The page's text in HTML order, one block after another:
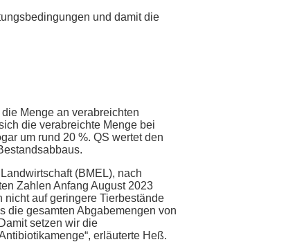
und damit die
Menge an verabreichten
die verabreichte Menge bei
um rund 20 %. QS wertet den
(BMEL), nach
Zahlen Anfang August 2023
auf geringere Tierbestände
die gesamten Abgabemengen von
setzen wir die
erläuterte Heß.